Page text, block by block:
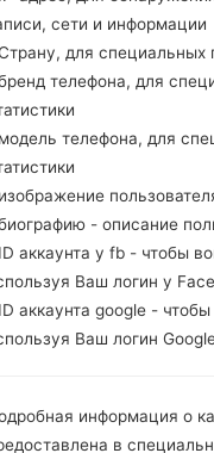
как
НАЗВАНИЕ
СИСТЕМА
PDA/AP
РЕГИОН
сети и информации
для специальных
телефона, для
телефона, для
- описание
аккаунта у fb - чтобы
Ваш логин у
аккаунта google -
Ваш логин
информация о
в